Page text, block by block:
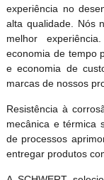
experiência no
alta qualidade. Nós
melhor
economia de tempo
e economia de
marcas de nossos
Resistência à
mecânica e térmica
de processos
entregar produtos